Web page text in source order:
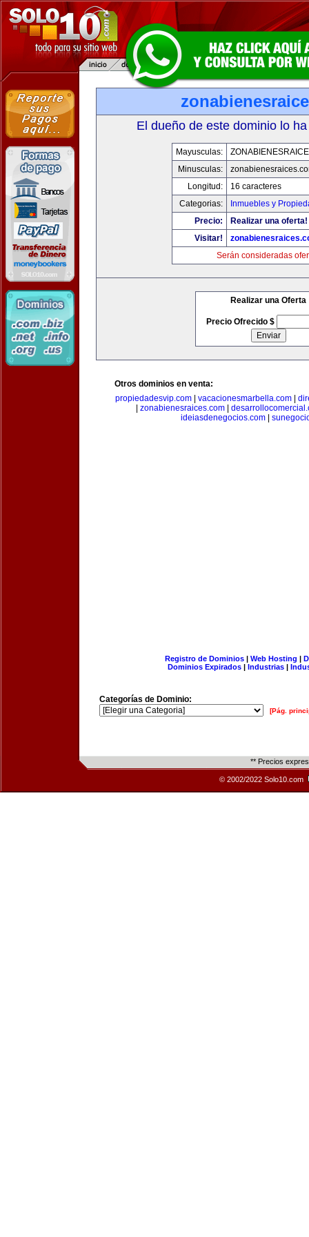
El dueño de este dominio lo
Mayusculas:
Minusculas:
Longitud:
16 caracteres
Categorias:
Inmuebles y
Precio:
Realizar una oferta!
Visitar!
Serán consideradas
Realizar una Oferta
Precio Ofrecido $
Otros dominios en venta:
propiedadesvip.com
vacacionesmarbella.com
zonabienesraices.com
ideiasdenegocios.com|
Registro de Dominios| Web Hosting |
Dominios Expirados | Industrias |
Categorías de Dominio:
[Pág.
** Precios
© 2002/2022 Solo10.com